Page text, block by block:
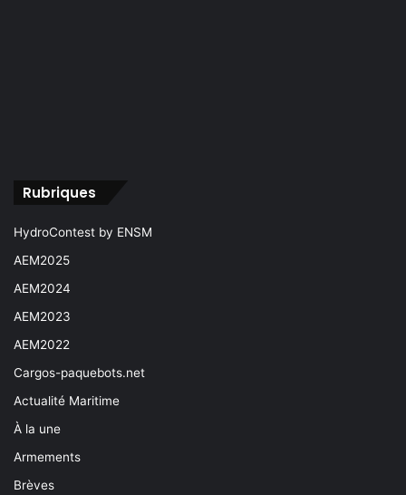
Rubriques
HydroContest by ENSM
AEM2025
AEM2024
AEM2023
AEM2022
Cargos-paquebots.net
Actualité Maritime
À la une
Armements
Brèves